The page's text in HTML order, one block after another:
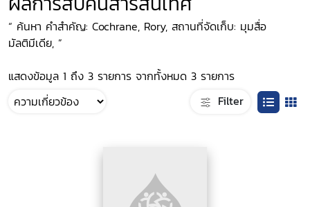
“ ค้นหา คำสำคัญ: Cochrane, Rory, สถานที่จัดเก็บ: มุมสื่อ
มัลติมีเดีย, ”
แสดงข้อมูล 1 ถึง 3 รายการ จากทั้งหมด 3 รายการ
Filter